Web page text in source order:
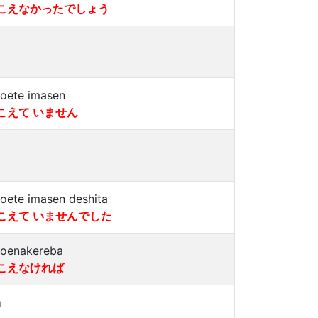
えなかったでしょう
imasen
えて いません
imasen deshita
えて いませんでした
えなければ